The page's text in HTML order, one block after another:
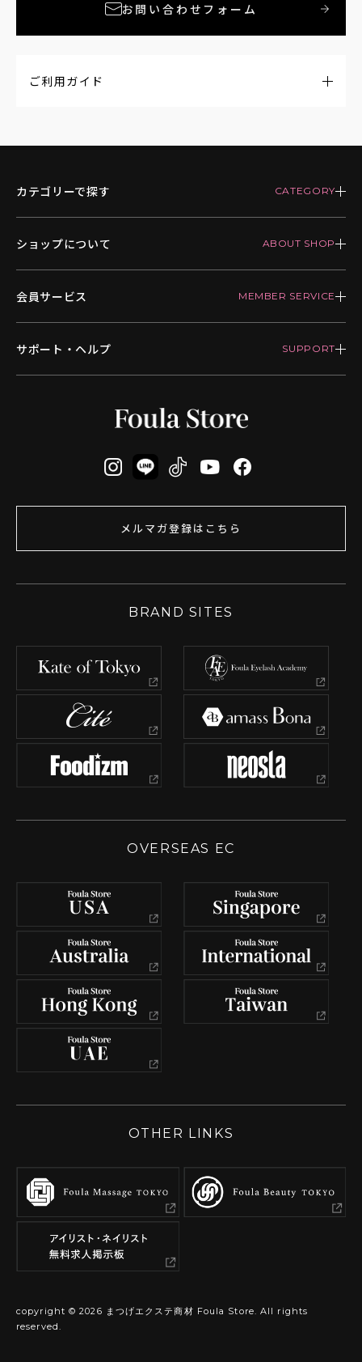
お問い合わせフォーム
ご利用ガイド
カテゴリーで探す
ショップについて
会員サービス
サポート・ヘルプ
メルマガ登録はこちら
BRAND SITES
OVERSEAS EC
OTHER LINKS
copyright ©2026 まつげエクステ商材 Foula Store. All rights
reserved.